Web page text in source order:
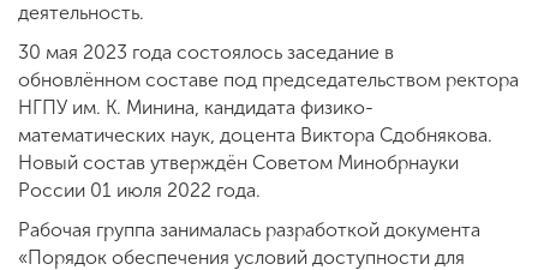
деятельность.
30 мая 2023 года состоялось заседание в
обновлённом составе под председательством ректора
НГПУ им. К. Минина, кандидата физико-
математических наук, доцента Виктора Сдобнякова.
Новый состав утверждён Советом Минобрнауки
России 01 июля 2022 года.
Рабочая группа занималась разработкой документа
«Порядок обеспечения условий доступности для